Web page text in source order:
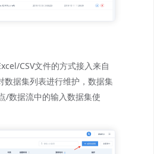
CSV文件的方式接入来自
数据集列表进行维护，数据集
/数据流中的输入数据集使